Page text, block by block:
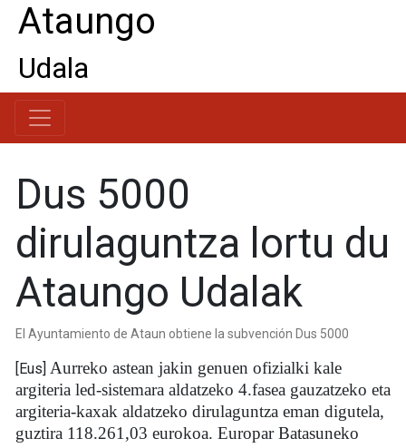
Ataungo
Udala
Dus 5000
dirulaguntza lortu du
Ataungo Udalak
El Ayuntamiento de Ataun obtiene la subvención Dus 5000
[Eus] Aurreko astean jakin genuen ofizialki kale
argiteria led-sistemara aldatzeko 4.fasea gauzatzeko eta
argiteria-kaxak aldatzeko dirulaguntza eman digutela,
guztira 118.261,03 eurokoa. Europar Batasuneko